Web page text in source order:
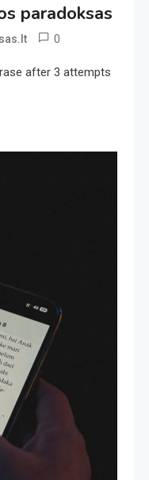
paradoksas
0
after 3 attempts